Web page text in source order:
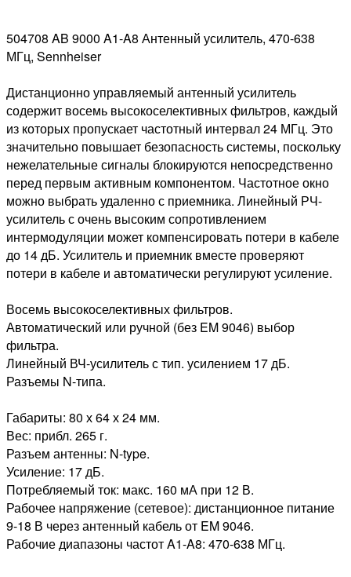
504708 AB 9000 A1-A8 Антенный усилитель, 470-638
МГц, Sennheiser
Дистанционно управляемый антенный усилитель
содержит восемь высокоселективных фильтров, каждый
из которых пропускает частотный интервал 24 МГц. Это
значительно повышает безопасность системы, поскольку
нежелательные сигналы блокируются непосредственно
перед первым активным компонентом. Частотное окно
можно выбрать удаленно с приемника. Линейный РЧ-
усилитель с очень высоким сопротивлением
интермодуляции может компенсировать потери в кабеле
до 14 дБ. Усилитель и приемник вместе проверяют
потери в кабеле и автоматически регулируют усиление.
Восемь высокоселективных фильтров.
Автоматический или ручной (без EM 9046) выбор
фильтра.
Линейный ВЧ-усилитель с тип. усилением 17 дБ.
Разъемы N-типа.
Габариты: 80 х 64 х 24 мм.
Вес: прибл. 265 г.
Разъем антенны: N-type.
Усиление: 17 дБ.
Потребляемый ток: макс. 160 мА при 12 В.
Рабочее напряжение (сетевое): дистанционное питание
9-18 В через антенный кабель от EM 9046.
Рабочие диапазоны частот A1-A8: 470-638 МГц.